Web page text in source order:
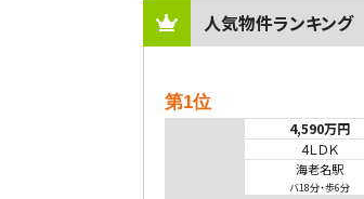
人気物件ランキング
第1位
4,590万円
4ＬＤＫ
海老名駅
バ18分・歩6分